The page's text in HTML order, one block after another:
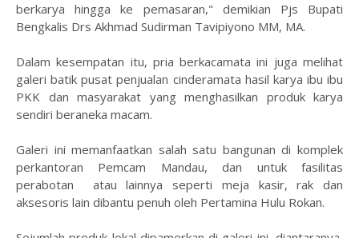
berkarya hingga ke pemasaran," demikian Pjs Bupati
Bengkalis Drs Akhmad Sudirman Tavipiyono MM, MA.
Dalam kesempatan itu, pria berkacamata ini juga melihat
galeri batik pusat penjualan cinderamata hasil karya ibu ibu
PKK dan masyarakat yang menghasilkan produk karya
sendiri beraneka macam.
Galeri ini memanfaatkan salah satu bangunan di komplek
perkantoran Pemcam Mandau, dan untuk fasilitas
perabotan atau lainnya seperti meja kasir, rak dan
aksesoris lain dibantu penuh oleh Pertamina Hulu Rokan.